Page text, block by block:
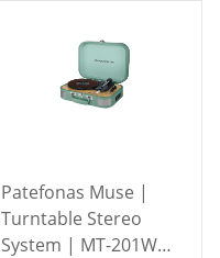
Patefonas Muse |
Turntable Stereo
System | MT-201WG